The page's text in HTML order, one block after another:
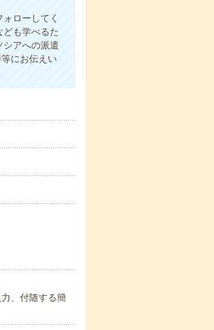
ローしてく
ども学べるた
シアへの派遣
にお伝えい
、付随する簡